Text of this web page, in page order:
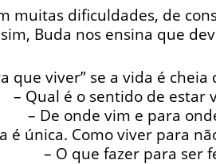
muitas dificuldades, de
Buda nos ensina que
que viver” se a vida é
– Qual é o sentido de estar
– De onde vim e para
é única. Como viver para
– O que fazer para ser